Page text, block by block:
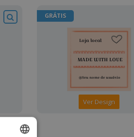
GRÁTIS
Ver Design